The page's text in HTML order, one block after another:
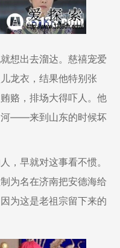
想出去溜达。慈禧宠爱
龙衣，结果他特别张
赂，排场大得吓人。他
河——来到山东的时候坏
，早就对这事看不惯。
为名在济南把安德海给
为这是老祖宗留下来的